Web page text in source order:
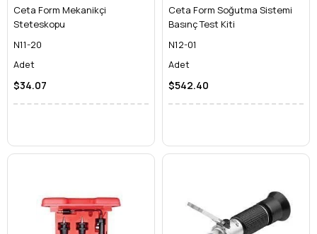
Ceta Form Mekanikçi
Steteskopu
N11-20
Adet
$34.07
Ceta Form Soğutma Sistemi
Basınç Test Kiti
N12-01
Adet
$542.40